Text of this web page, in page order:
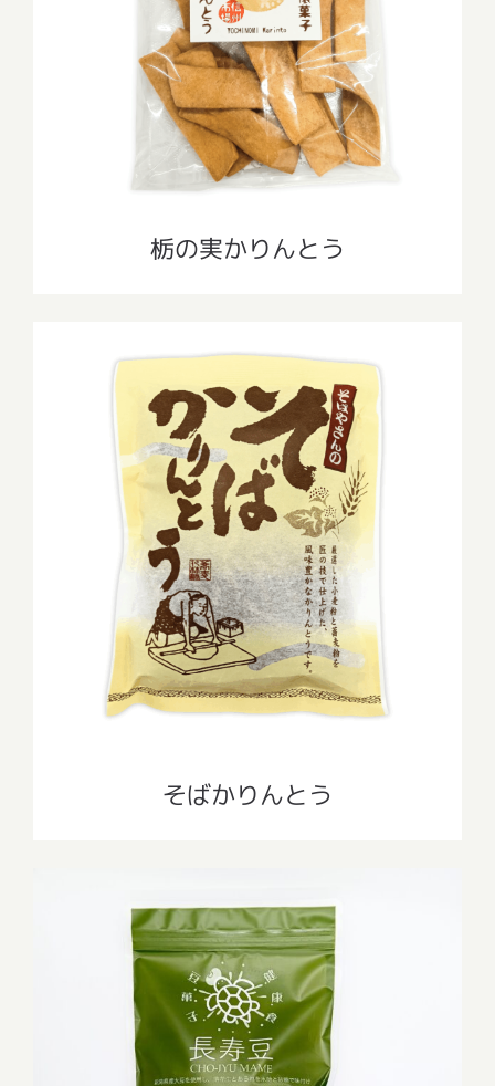
栃の実かりんとう
栃の実かりんとう
そばかりんとう
そばかりんとう